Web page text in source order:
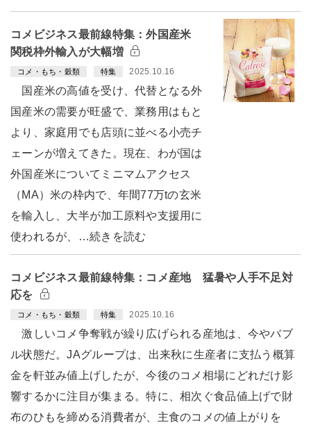
コメビジネス最前線特集：外国産米
関税枠外輸入が大幅増
コメ・もち・穀類 特集 2025.10.16
国産米の高値を受け、代替となる外
国産米の需要が旺盛で、業務用はもと
より、家庭用でも店頭に並べる小売チ
ェーンが増えてきた。現在、わが国は
外国産米についてミニマムアクセス
（MA）米の枠内で、年間77万tの玄米
を輸入し、大半が加工原料や支援用に
使われるが、…続きを読む
コメビジネス最前線特集：コメ産地 猛暑や人手不足対
応を
コメ・もち・穀類 特集 2025.10.16
激しいコメ争奪戦が繰り広げられる産地は、今やバブ
ル状態だ。JAグループは、出来秋に生産者に支払う概算
金を軒並み値上げしたが、今後のコメ相場にどれだけ影
響するかに注目が集まる。特に、相次ぐ食品値上げで財
布のひもを締める消費者が、主食のコメの値上がりを